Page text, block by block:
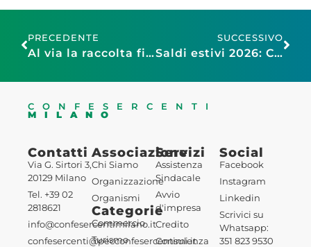
PRECEDENTE
Al via la raccolta firme per la proposta di legge di iniziativa popolare per la rigenerazione urbana del commercio e dei servizi di prossimità, promossa da Confesercenti
SUCCESSIVO
Saldi estivi 2026: Confesercenti Milano rilancia la petizione FISMO per regole uguali tra commercio fisico e online
CONFESERCENTI
MILANO
Contatti
Via G. Sirtori 3,
20129 Milano
Tel. +39 02
2818621
info@confesercentimilano.it
confesercenti@pecconfesercentimi.it
Associazione
Chi Siamo
Organizzazione
Organismi
Categorie
Commercio
Turismo
Servizi
Assistenza
Sindacale
Avvio
d'impresa
Credito
Consulenza
Social
Facebook
Instagram
Linkedin
Scrivici su
Whatsapp:
351 823 9530